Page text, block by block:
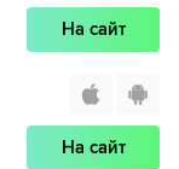
На сайт
На сайт